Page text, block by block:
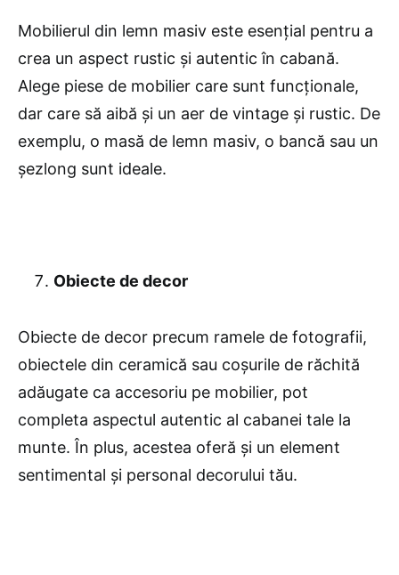
Mobilierul din lemn masiv este esențial pentru a
crea un aspect rustic și autentic în cabană.
Alege piese de mobilier care sunt funcționale,
dar care să aibă și un aer de vintage și rustic. De
exemplu, o masă de lemn masiv, o bancă sau un
șezlong sunt ideale.
Obiecte de decor
Obiecte de decor precum ramele de fotografii,
obiectele din ceramică sau coșurile de răchită
adăugate ca accesoriu pe mobilier, pot
completa aspectul autentic al cabanei tale la
munte. În plus, acestea oferă și un element
sentimental și personal decorului tău.